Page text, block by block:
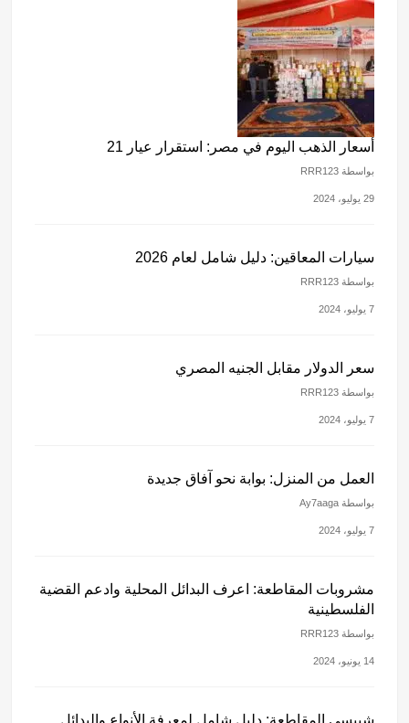
أسعار الذهب اليوم في مصر: استقرار عيار 21
بواسطة RRR123
29 يوليو، 2024
سيارات المعاقين: دليل شامل لعام 2026
بواسطة RRR123
7 يوليو، 2024
سعر الدولار مقابل الجنيه المصري
بواسطة RRR123
7 يوليو، 2024
العمل من المنزل: بوابة نحو آفاق جديدة
بواسطة Ay7aaga
7 يوليو، 2024
مشروبات المقاطعة: اعرف البدائل المحلية وادعم القضية
الفلسطينية
بواسطة RRR123
14 يونيو، 2024
شيبسي المقاطعة: دليل شامل لمعرفة الأنواع والبدائل